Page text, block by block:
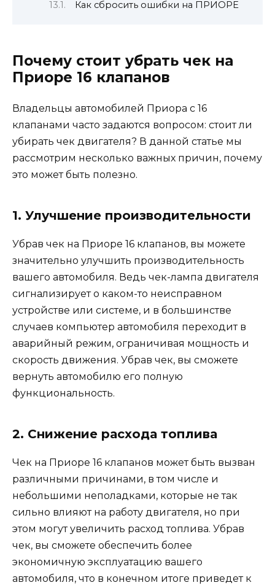
Как сбросить ошибки на ПРИОРЕ
Почему стоит убрать чек на
Приоре 16 клапанов
Владельцы автомобилей Приора с 16
клапанами часто задаются вопросом: стоит ли
убирать чек двигателя? В данной статье мы
рассмотрим несколько важных причин, почему
это может быть полезно.
1. Улучшение производительности
Убрав чек на Приоре 16 клапанов, вы можете
значительно улучшить производительность
вашего автомобиля. Ведь чек-лампа двигателя
сигнализирует о каком-то неисправном
устройстве или системе, и в большинстве
случаев компьютер автомобиля переходит в
аварийный режим, ограничивая мощность и
скорость движения. Убрав чек, вы сможете
вернуть автомобилю его полную
функциональность.
2. Снижение расхода топлива
Чек на Приоре 16 клапанов может быть вызван
различными причинами, в том числе и
небольшими неполадками, которые не так
сильно влияют на работу двигателя, но при
этом могут увеличить расход топлива. Убрав
чек, вы сможете обеспечить более
экономичную эксплуатацию вашего
автомобиля, что в конечном итоге приведет к